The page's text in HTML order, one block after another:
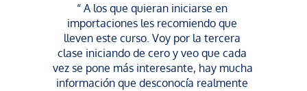
“ A los que quieran iniciarse en
importaciones les recomiendo que
lleven este curso. Voy por la tercera
clase iniciando de cero y veo que cada
vez se pone más interesante, hay mucha
información que desconocía realmente